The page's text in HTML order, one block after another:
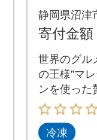
ココナ
ル かを
静岡県沼津
寄付金額
世界のグル
の王様”マ
ンを使った
ームの2種
冷凍